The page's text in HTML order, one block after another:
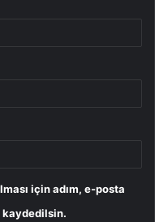
için adım, e-posta
kaydedilsin.